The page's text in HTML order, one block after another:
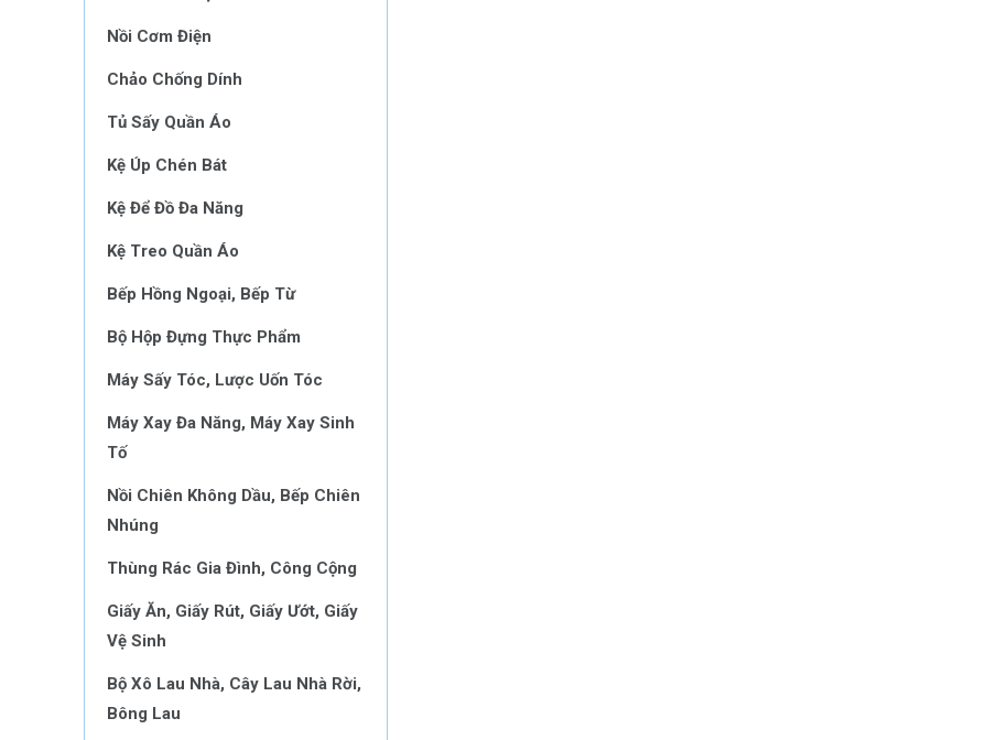
Nồi Cơm Điện
Chảo Chống Dính
Tủ Sấy Quần Áo
Kệ Úp Chén Bát
Kệ Để Đồ Đa Năng
Kệ Treo Quần Áo
Bếp Hồng Ngoại, Bếp Từ
Bộ Hộp Đựng Thực Phẩm
Máy Sấy Tóc, Lược Uốn Tóc
Máy Xay Đa Năng, Máy Xay Sinh
Tố
Nồi Chiên Không Dầu, Bếp Chiên
Nhúng
Thùng Rác Gia Đình, Công Cộng
Giấy Ăn, Giấy Rút, Giấy Ướt, Giấy
Vệ Sinh
Bộ Xô Lau Nhà, Cây Lau Nhà Rời,
Bông Lau